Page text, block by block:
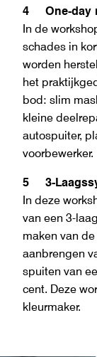
4 One-day
In de
schades in
worden
het
bod: slim
kleine
autospuiter,
voorbewerker.
5 3-
In deze
van een 3-
maken van
aanbrengen
spuiten van
cent. Deze
kleurmaker.